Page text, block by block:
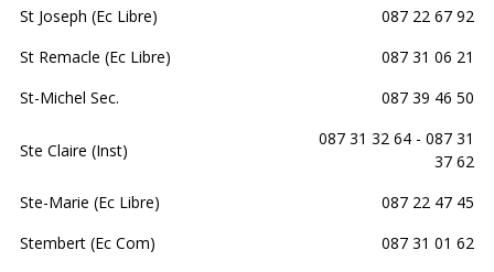
St Joseph (Ec Libre)
087 22 67 92
St Remacle (Ec Libre)
087 31 06 21
St-Michel Sec.
087 39 46 50
Ste Claire (Inst)
087 31 32 64 - 087 31
37 62
Ste-Marie (Ec Libre)
087 22 47 45
Stembert (Ec Com)
087 31 01 62